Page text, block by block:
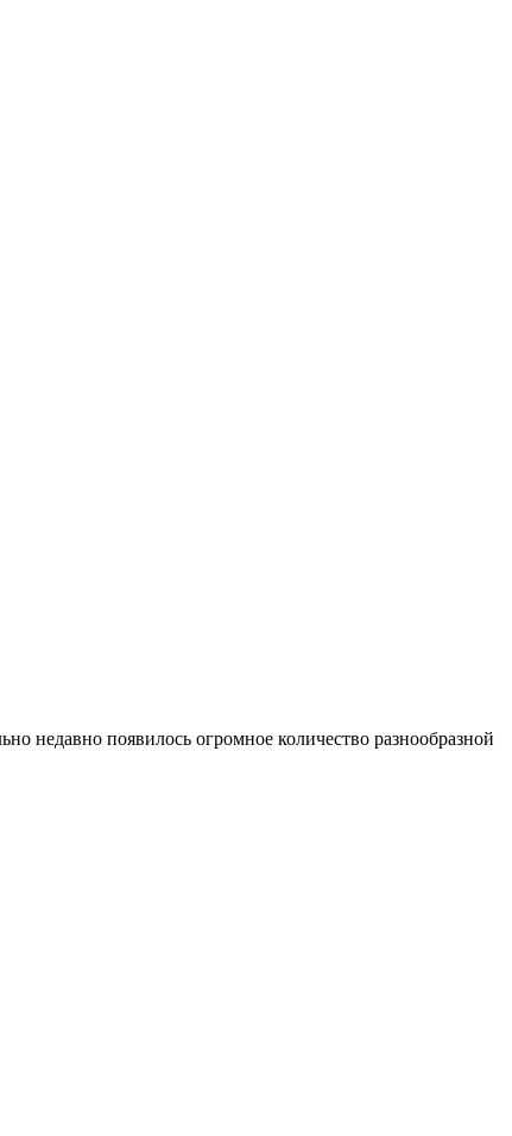
недавно появилось огромное количество разнообразной